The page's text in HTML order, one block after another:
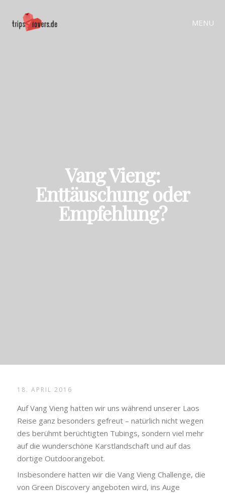
MENU
Vang Vieng:
Enttäuschung oder
Empfehlung?
18. APRIL 2016
Auf Vang Vieng hatten wir uns während unserer Laos
Reise ganz besonders gefreut – natürlich nicht wegen
des berühmt berüchtigten Tubings, sondern viel mehr
auf die wunderschöne Karstlandschaft und auf das
dortige Outdoorangebot.
Insbesondere hatten wir die Vang Vieng Challenge, die
von Green Discovery angeboten wird, ins Auge